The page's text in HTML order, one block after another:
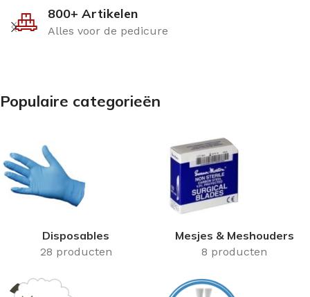
800+ Artikelen
Alles voor de pedicure
Populaire categorieën
Disposables
28 producten
Mesjes & Meshouders
8 producten